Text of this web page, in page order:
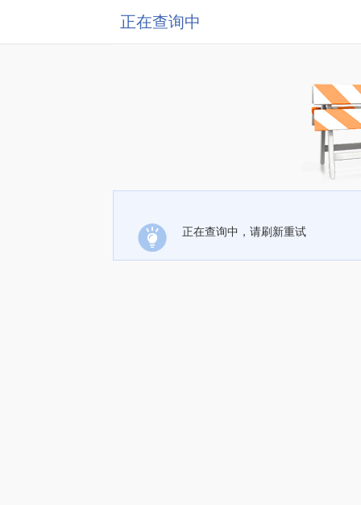
正在查询中
正在查询中，请刷新重试